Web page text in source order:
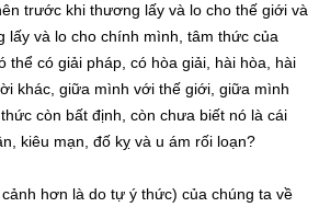
trước khi thương lấy và lo cho thế giới và
lấy và lo cho chính mình, tâm thức của
thể có giải pháp, có hòa giải, hài hòa, hài
khác, giữa mình với thế giới, giữa mình
còn bất định, còn chưa biết nó là cái
kiêu mạn, đố kỵ và u ám rối loạn?
hơn là do tự ý thức) của chúng ta về